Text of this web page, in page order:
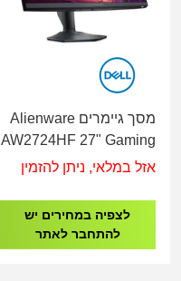
מסך גיימרים Alienware
AW2724HF 27" Gaming
Monitor 0.5ms,SSIPS,
אזל במלאי, ניתן להזמין
לצפיה במחירים יש
להתחבר לאתר